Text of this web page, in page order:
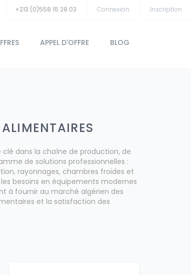
+213 (0)558 15 28 03 Connexion Inscription
APPEL D'OFFRE BLOG
clé dans la chaîne de production, de
de solutions professionnelles :
rayonnages, chambres froides et
besoins en équipements modernes
à fournir au marché algérien des
et la satisfaction des